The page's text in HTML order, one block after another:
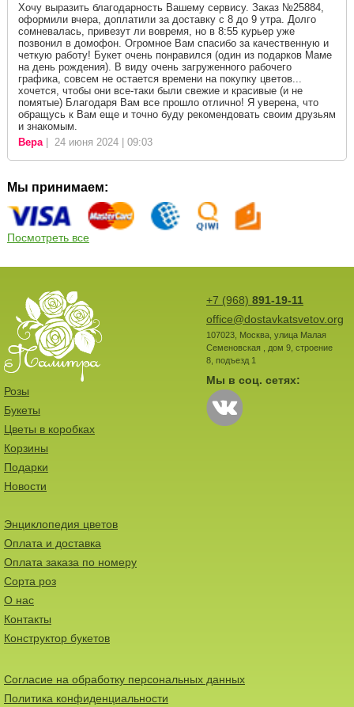
Хочу выразить благодарность Вашему сервису. Заказ №25884,
оформили вчера, доплатили за доставку с 8 до 9 утра. Долго
сомневалась, привезут ли вовремя, но в 8:55 курьер уже
позвонил в домофон. Огромное Вам спасибо за качественную и
четкую работу! Букет очень понравился (один из подарков Маме
на день рождения). В виду очень загруженного рабочего
графика, совсем не остается времени на покупку цветов...
хочется, чтобы они все-таки были свежие и красивые (и не
помятые) Благодаря Вам все прошло отлично! Я уверена, что
обращусь к Вам еще и точно буду рекомендовать своим друзьям
и знакомым.
Вера| 24 июня 2024 | 09:03
Мы принимаем:
Посмотреть все
+7 (968) 891-19-11
office@dostavkatsvetov.org
107023, Москва, улица Малая
Семеновская , дом 9, строение
8, подъезд 1
Мы в соц. сетях:
Розы
Букеты
Цветы в коробках
Корзины
Подарки
Новости
Энциклопедия цветов
Оплата и доставка
Оплата заказа по номеру
Сорта роз
О нас
Контакты
Конструктор букетов
Согласие на обработку персональных данных
Политика конфиденциальности